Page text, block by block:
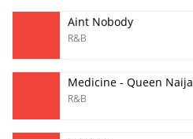
Aint Nobody
R&B
Medicine - Queen Naija
R&B